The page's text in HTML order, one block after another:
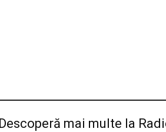
Descoperă mai multe la